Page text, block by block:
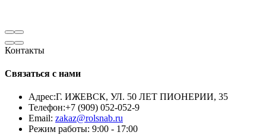
Контакты
Связаться с нами
Адрес:Г. ИЖЕВСК, УЛ. 50 ЛЕТ ПИОНЕРИИ, 35
Телефон:+7 (909) 052-052-9
Email: zakaz@rolsnab.ru
Режим работы: 9:00 - 17:00